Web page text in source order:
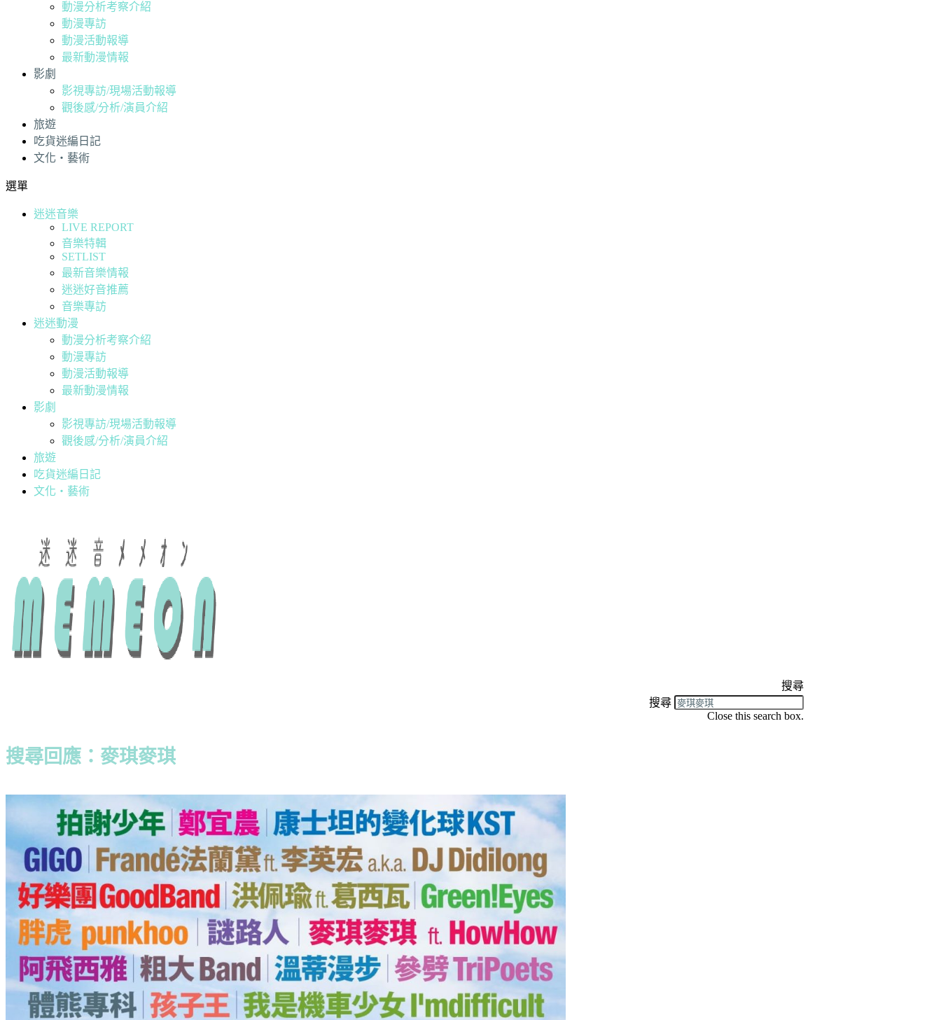
動漫分析考察介紹
動漫專訪
動漫活動報導
最新動漫情報
影劇
影視專訪/現場活動報導
觀後感/分析/演員介紹
旅遊
吃貨迷編日記
文化・藝術
選單
迷迷音樂
LIVE REPORT
音樂特輯
SETLIST
最新音樂情報
迷迷好音推薦
音樂專訪
迷迷動漫
動漫分析考察介紹
動漫專訪
動漫活動報導
最新動漫情報
影劇
影視專訪/現場活動報導
觀後感/分析/演員介紹
旅遊
吃貨迷編日記
文化・藝術
搜尋
搜尋
Close this search box.
搜尋回應：麥琪麥琪